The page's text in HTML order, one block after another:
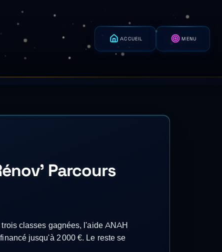
ACCUEIL MENU
Parcours
classes gagnées, l'aide ANAH
jusqu'à 2 000 €. Le reste se